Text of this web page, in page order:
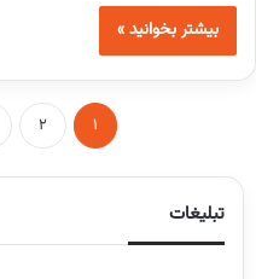
بیشتر بخوانید »
1
2
تبلیغات